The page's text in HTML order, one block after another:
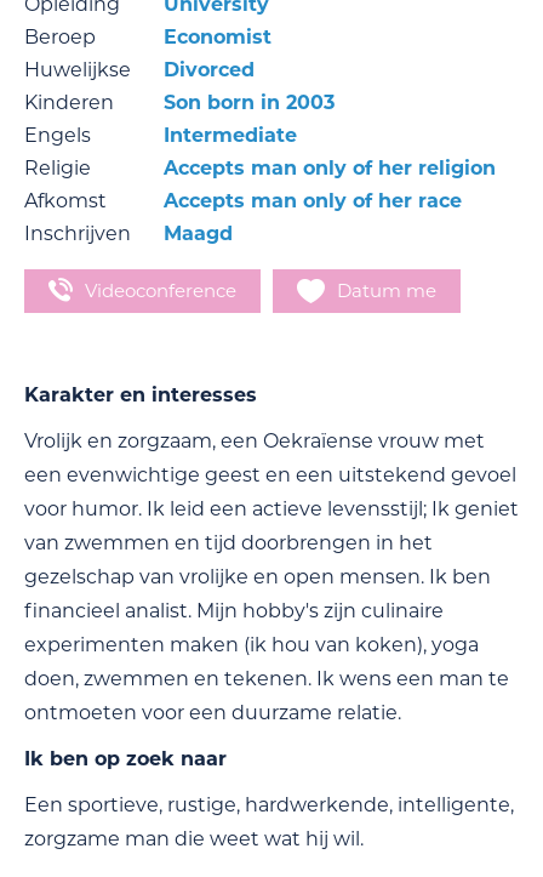
Beroep
Economist
Huwelijkse
Divorced
Kinderen
Son born in 2003
Engels
Intermediate
Religie
Accepts man only of her religion
Afkomst
Accepts man only of her race
Inschrijven
Maagd
Videoconference Datum me
Karakter en interesses
Vrolijk en zorgzaam, een Oekraïense vrouw met
een evenwichtige geest en een uitstekend gevoel
voor humor. Ik leid een actieve levensstijl; Ik geniet
van zwemmen en tijd doorbrengen in het
gezelschap van vrolijke en open mensen. Ik ben
financieel analist. Mijn hobby's zijn culinaire
experimenten maken (ik hou van koken), yoga
doen, zwemmen en tekenen. Ik wens een man te
ontmoeten voor een duurzame relatie.
Ik ben op zoek naar
Een sportieve, rustige, hardwerkende, intelligente,
zorgzame man die weet wat hij wil.